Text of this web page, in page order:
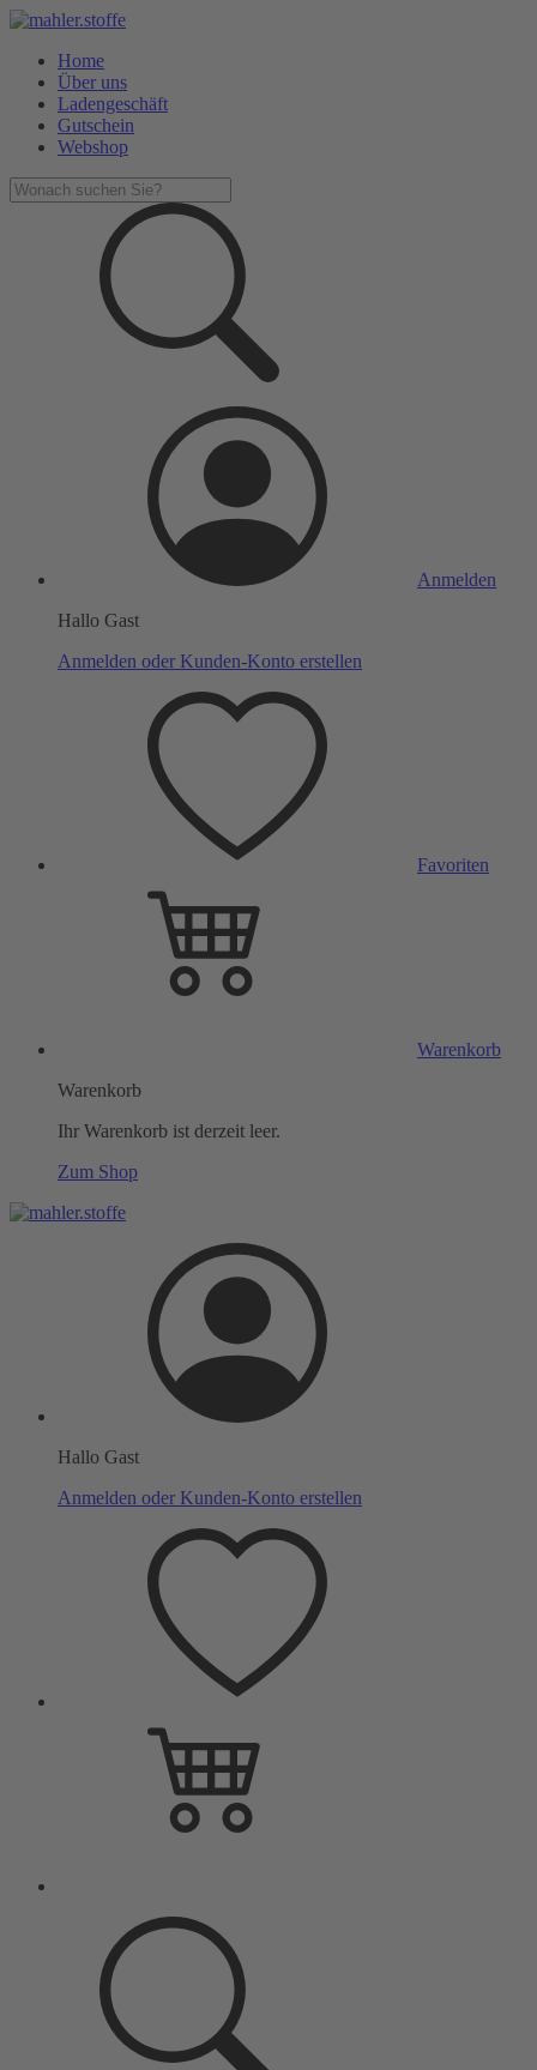
Home
Über uns
Ladengeschäft
Gutschein
Webshop
Anmelden
Hallo Gast
Anmelden oder Kunden-Konto erstellen
Favoriten
Warenkorb
Warenkorb
Ihr Warenkorb ist derzeit leer.
Zum Shop
Hallo Gast
Anmelden oder Kunden-Konto erstellen